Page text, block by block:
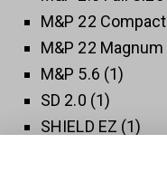
M&P 22 Compact
M&P 22 Magnum
M&P 5.6 1
SD 2.0 1
SHIELD EZ 1